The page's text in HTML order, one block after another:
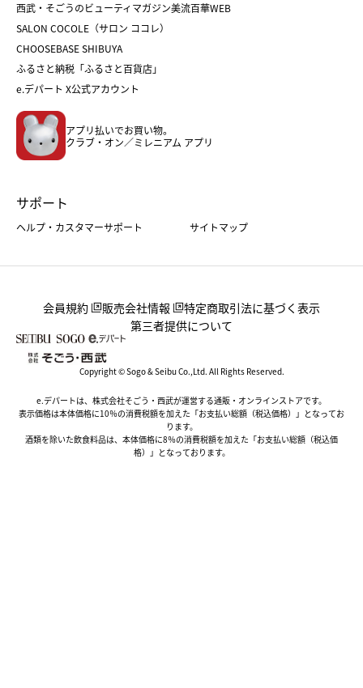
ホワイトデー
バレンタイン
ホワイトデー
おせち
フード
ホーム・キッチン＆アート
西武・そごうのビューティマガジン美流百華WEB
SALON COCOLE（サロン ココレ）
CHOOSEBASE SHIBUYA
ふるさと納税「ふるさと百貨店」
e.デパート X公式アカウント
アプリ払いでお買い物。
クラブ・オン／ミレニアム アプリ
サポート
ヘルプ・カスタマーサポート サイトマップ
会員規約 販売会社情報
特定商取引法に基づく表示
第三者提供について
Copyright © Sogo & Seibu Co.,Ltd. All Rights Reserved.
e.デパートは、株式会社そごう・西武が運営する通販・オンラインストアです。
表示価格は本体価格に10％の消費税額を加えた「お支払い総額（税込価格）」となってお
ります。
酒類を除いた飲食料品は、本体価格に8％の消費税額を加えた「お支払い総額（税込価
格）」となっております。